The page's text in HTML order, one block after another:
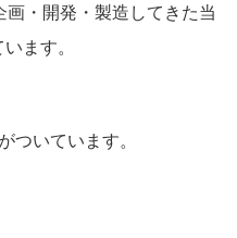
・開発・製造してきた当
ます。
ついています。